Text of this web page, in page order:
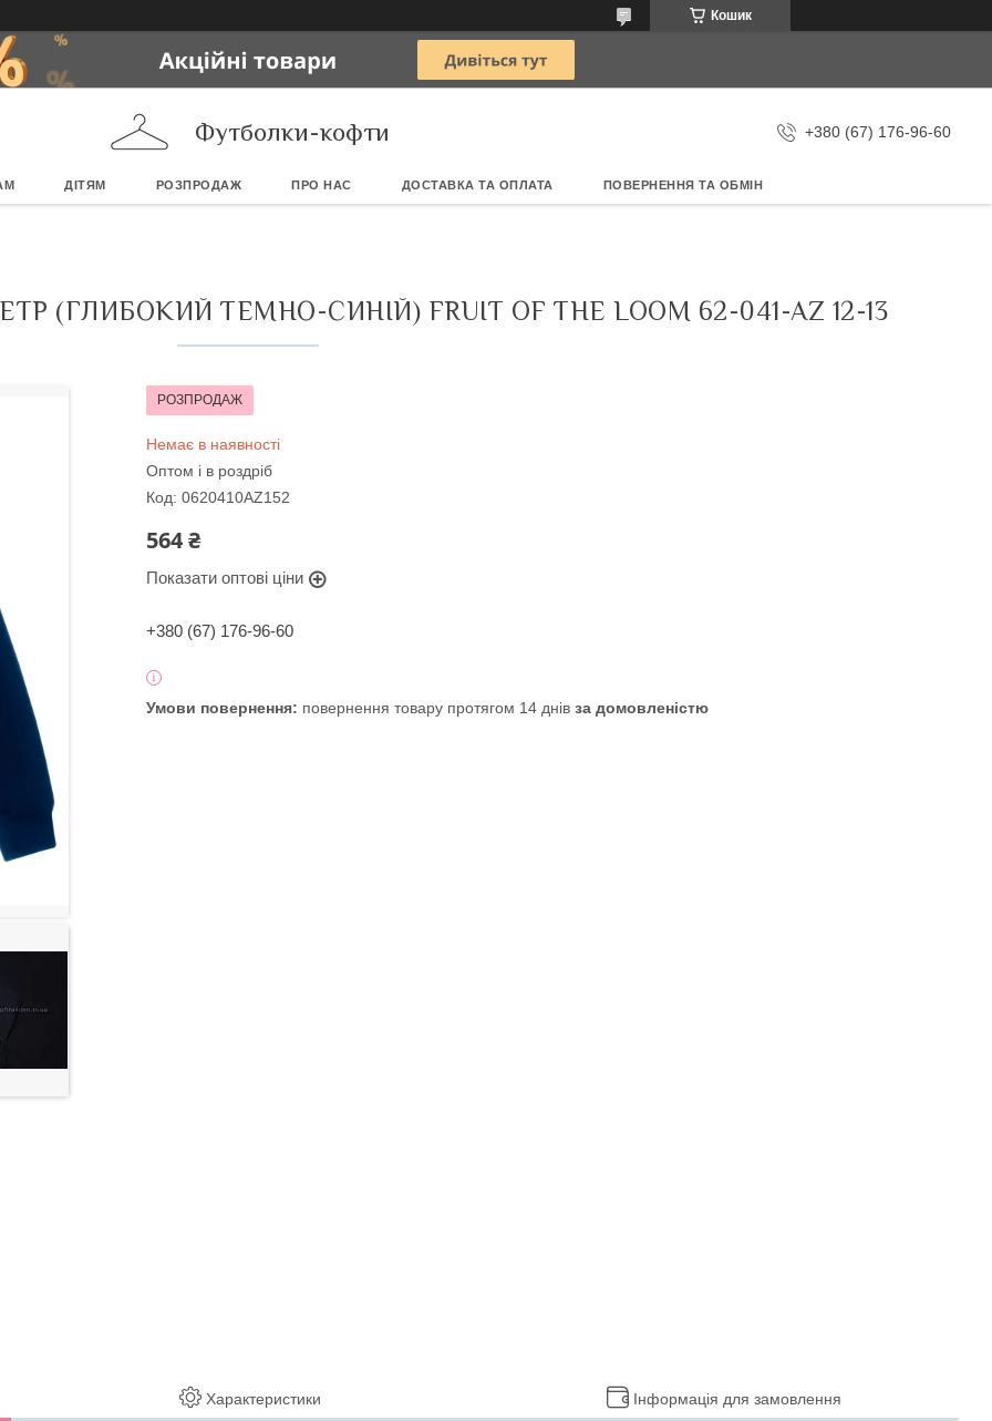
Кошик
Футболки-кофти +380 (67) 176-96-60
ДІТЯМ РОЗПРОДАЖ ПРО НАС ДОСТАВКА ТА ОПЛАТА ПОВЕРНЕННЯ ТА ОБМІН
(ГЛИБОКИЙ ТЕМНО-СИНІЙ) FRUIT OF THE LOOM 62-041-AZ 12-13
РОЗПРОДАЖ
Немає в наявності
Оптом і в роздріб
Код: 0620410AZ152
564 ₴
Показати оптові ціни
+380 (67) 176-96-60
повернення товару протягом 14 днів за домовленістю
Характеристики Інформація для замовлення